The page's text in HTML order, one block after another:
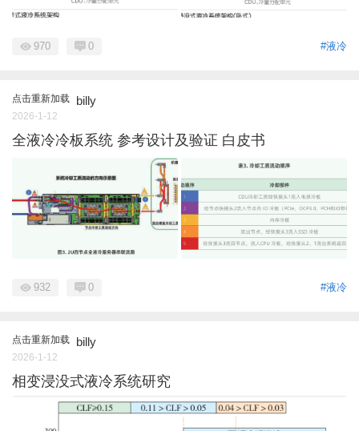
#液冷
970 0
点击重新加载 billy
2026-1-12
全液冷冷板系统 参考设计及验证 白皮书
#液冷
932 0
点击重新加载 billy
2026-1-12
相变浸没式液冷系统研究